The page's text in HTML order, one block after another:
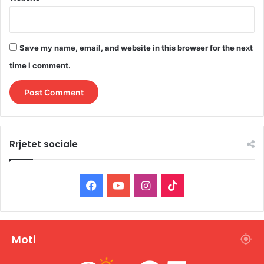
Save my name, email, and website in this browser for the next
time I comment.
Rrjetet sociale
a
e
o
I
n
i
Moti